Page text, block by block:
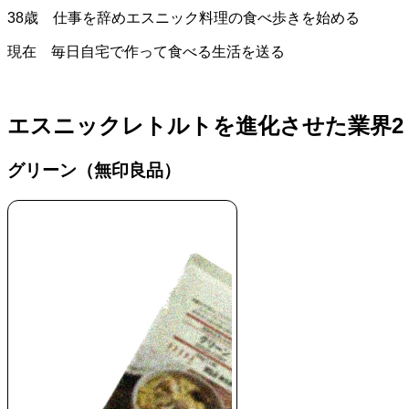
38歳 仕事を辞めエスニック料理の食べ歩きを始める
現在 毎日自宅で作って食べる生活を送る
エスニックレトルトを進化させた業界
グリーン（無印良品）